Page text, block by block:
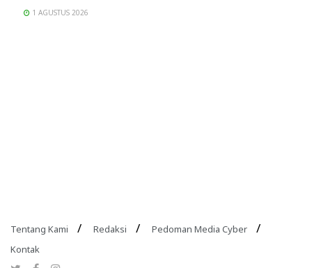
1 AGUSTUS 2026
Tentang Kami Redaksi
Pedoman Media Cyber
Kontak